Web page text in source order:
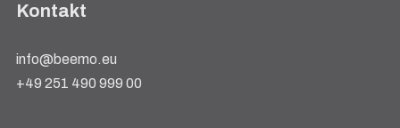
Kontakt
info@beemo.eu
+49 251 490 999 00